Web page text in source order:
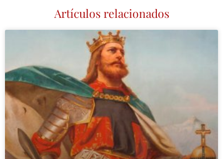
Artículos relacionados